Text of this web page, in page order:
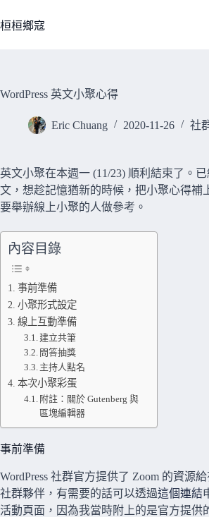
至
容
桓桓鄉寇
WordPress 英文小聚心得
Eric Chuang 2020-11-26 社
英文小聚在本週一 (11/23) 順利結束了。
文，想趁記憶猶新的時候，把小聚心得補
要舉辦線上小聚的人做參考。
內容目錄
事前準備
小聚形式設定
線上互動準備
建立共筆
問答抽獎
主持人點名
本次小聚彩蛋
附註：關於 Gutenberg 與
區塊編輯器
事前準備
WordPress 社群官方提供了 Zoom 的資源
社群夥伴，有需要的話可以透過這個連結
活動頁面，因為我當時附上的是官方提供